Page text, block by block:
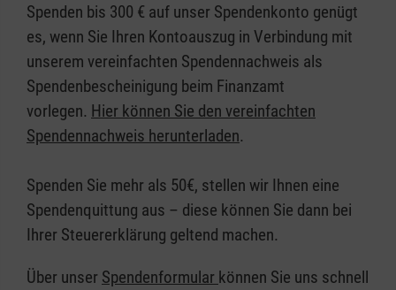
Spenden bis 300 € auf unser Spendenkonto genügt
es, wenn Sie Ihren Kontoauszug in Verbindung mit
unserem vereinfachten Spendennachweis als
Spendenbescheinigung beim Finanzamt
vorlegen. Hier können Sie den vereinfachten
Spendennachweis herunterladen.
Spenden Sie mehr als 50€, stellen wir Ihnen eine
Spendenquittung aus – diese können Sie dann bei
Ihrer Steuererklärung geltend machen.
Über unser Spendenformular können Sie uns schnell